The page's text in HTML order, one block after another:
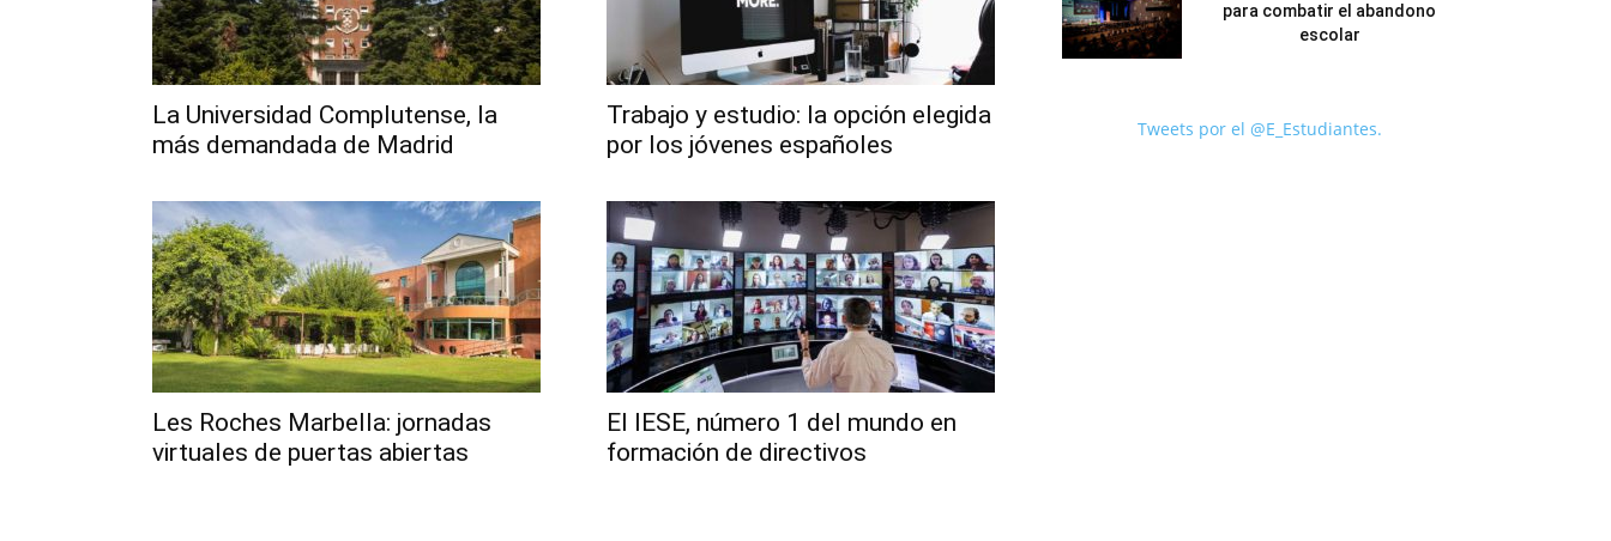
La Universidad Complutense, la
más demandada de Madrid
Trabajo y estudio: la opción elegida
por los jóvenes españoles
Les Roches Marbella: jornadas
virtuales de puertas abiertas
El IESE, número 1 del mundo en
formación de directivos
para combatir el abandono
escolar
Tweets por el @E_Estudiantes.